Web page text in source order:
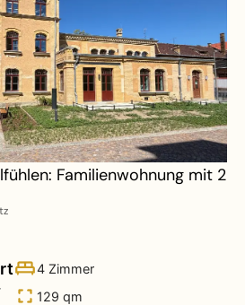
Familienwohnung mit 2
4 Zimmer
129 qm